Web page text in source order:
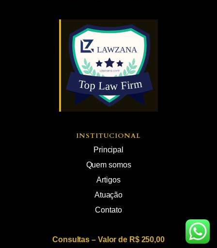
INSTITUCIONAL
Principal
Quem somos
Artigos
Atuação
Contato
Consultas – Valor de R$ 250,00